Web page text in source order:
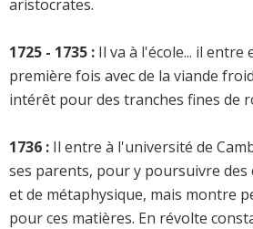
aristocrates.
1725 - 1735 : Il va à l'école... il
première fois avec de la viande
intérêt pour des tranches fines de
1736 : Il entre à l'université de
ses parents, pour y poursuivre
et de métaphysique, mais montre
pour ces matières. En révolte